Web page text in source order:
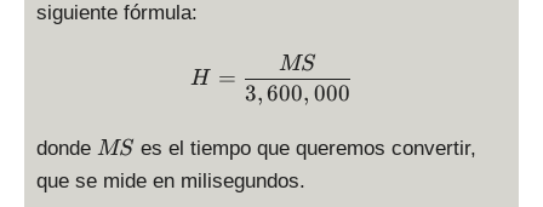
yl
\
siguiente fórmula:
H = \displaystyle
H =
3, 600, 000
MS
donde M
S
MS es el tiempo que queremos convertir,
que se mide en milisegundos.